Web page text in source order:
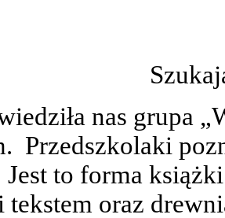
nas grupa
Przedszkolaki
to forma
tekstem oraz